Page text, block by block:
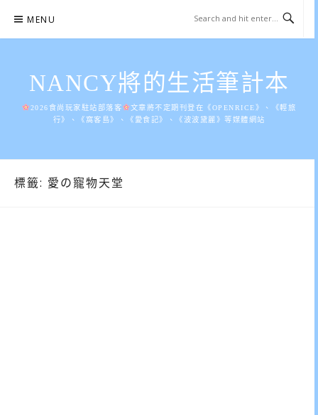
content
MENU
NANCY將的生活筆計本
2026食尚玩家駐站部落客
文章將不定期刊登在《OPENRICE》、《輕旅
行》、《窩客島》、《愛食記》、《波波黛麗》等媒體網站
標籤: 愛の寵物天堂